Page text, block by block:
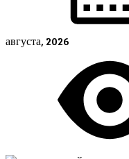
августа, 2026